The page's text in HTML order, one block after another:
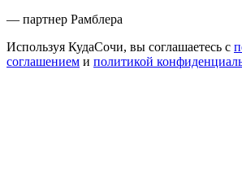
— партнер Рамблера
Используя КудаСочи, вы соглашаетесь с
соглашением и политикой